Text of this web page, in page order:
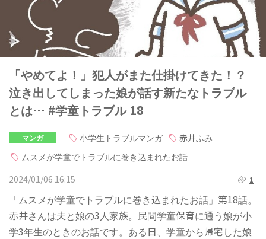
「やめてよ！」犯人がまた仕掛けてきた！？
泣き出してしまった娘が話す新たなトラブル
とは… #学童トラブル 18
マンガ 小学生トラブルマンガ
赤井ふみ
ムスメが学童でトラブルに巻き込まれたお話
2024/01/06 16:15
1
「ムスメが学童でトラブルに巻き込まれたお話」第18話。
赤井さんは夫と娘の3人家族。民間学童保育に通う娘が小
学3年生のときのお話です。ある日、学童から帰宅した娘